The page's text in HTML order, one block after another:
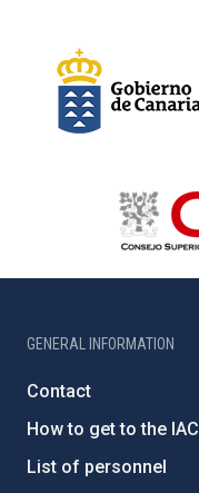
GENERAL INFORMATION
Contact
How to get to the IAC
List of personnel